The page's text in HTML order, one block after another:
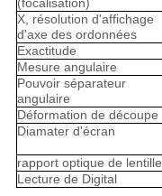
X, résolution d'affichage
d'axe des ordonnées
Exactitude
Mesure angulaire
Pouvoir séparateur
angulaire
Déformation de découpe
Diamater d'écran
rapport optique de lentille
Lecture de Digital